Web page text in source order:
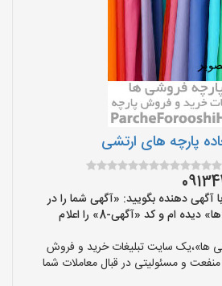
پارچه های ارتشی
آگهی دهنده بگویید: «آگهی شما را در
سایت «پارچه فروشی ها» دیده ام و کد «آگهی-8» را اعلام
ها»،یک سایت تبلیغات خرید و فروش
و مسئولیتی در قبال معاملات شما